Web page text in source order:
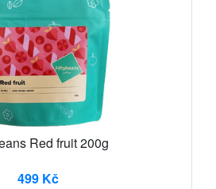
Red fruit 200g
499 Kč